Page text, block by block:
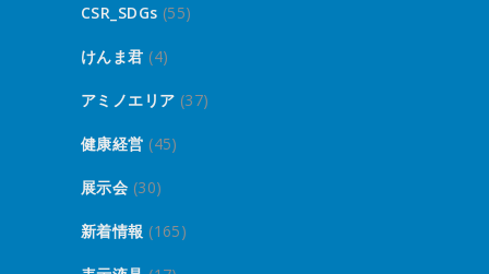
CSR_SDGs (55)
けんま君 (4)
アミノエリア (37)
健康経営 (45)
展示会 (30)
新着情報 (165)